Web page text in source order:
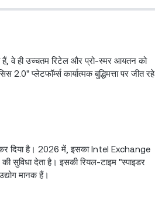
वे ही उच्चतम रिटेल और प्रो-स्मर आयतन को
प्लेटफॉर्म्स कार्यात्मक बुद्धिमत्ता पर जीत रहे
दिया है। 2026 में, इसका Intel Exchange
सुविधा देता है। इसकी रियल-टाइम "स्पाइडर
मानक हैं।